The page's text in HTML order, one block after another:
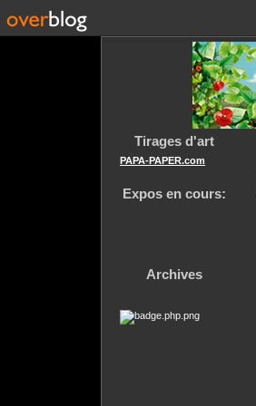
Tirages d'art
PAPA-PAPER.com
Expos en cours:
Archives